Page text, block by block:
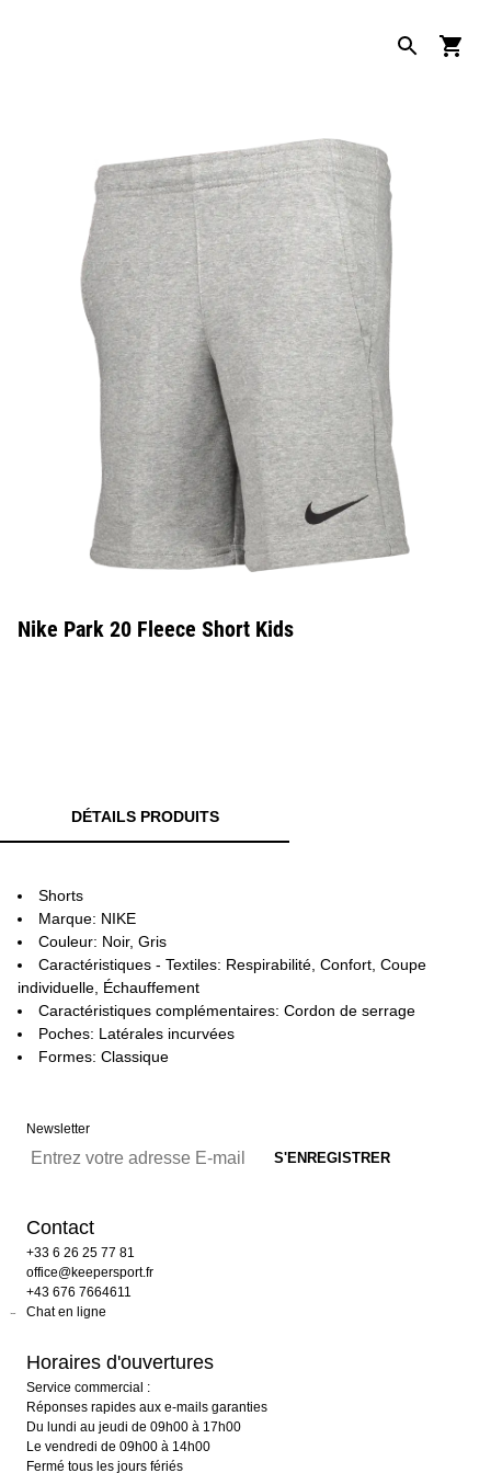
Nike Park 20 Fleece Short Kids
DÉTAILS PRODUITS
Shorts
Marque: NIKE
Couleur: Noir, Gris
Caractéristiques - Textiles: Respirabilité, Confort, Coupe
individuelle, Échauffement
Caractéristiques complémentaires: Cordon de serrage
Poches: Latérales incurvées
Formes: Classique
Newsletter
Contact
+33 6 26 25 77 81
office@keepersport.fr
+43 676 7664611
Chat en ligne
Horaires d'ouvertures
Service commercial :
Réponses rapides aux e-mails garanties
Du lundi au jeudi de 09h00 à 17h00
Le vendredi de 09h00 à 14h00
Fermé tous les jours fériés